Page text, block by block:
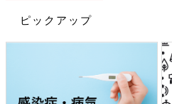
ピックアップ